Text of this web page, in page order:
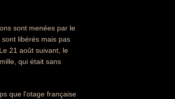
sont menées par le
libérés mais pas
21 août suivant, le
qui était sans
que l'otage française